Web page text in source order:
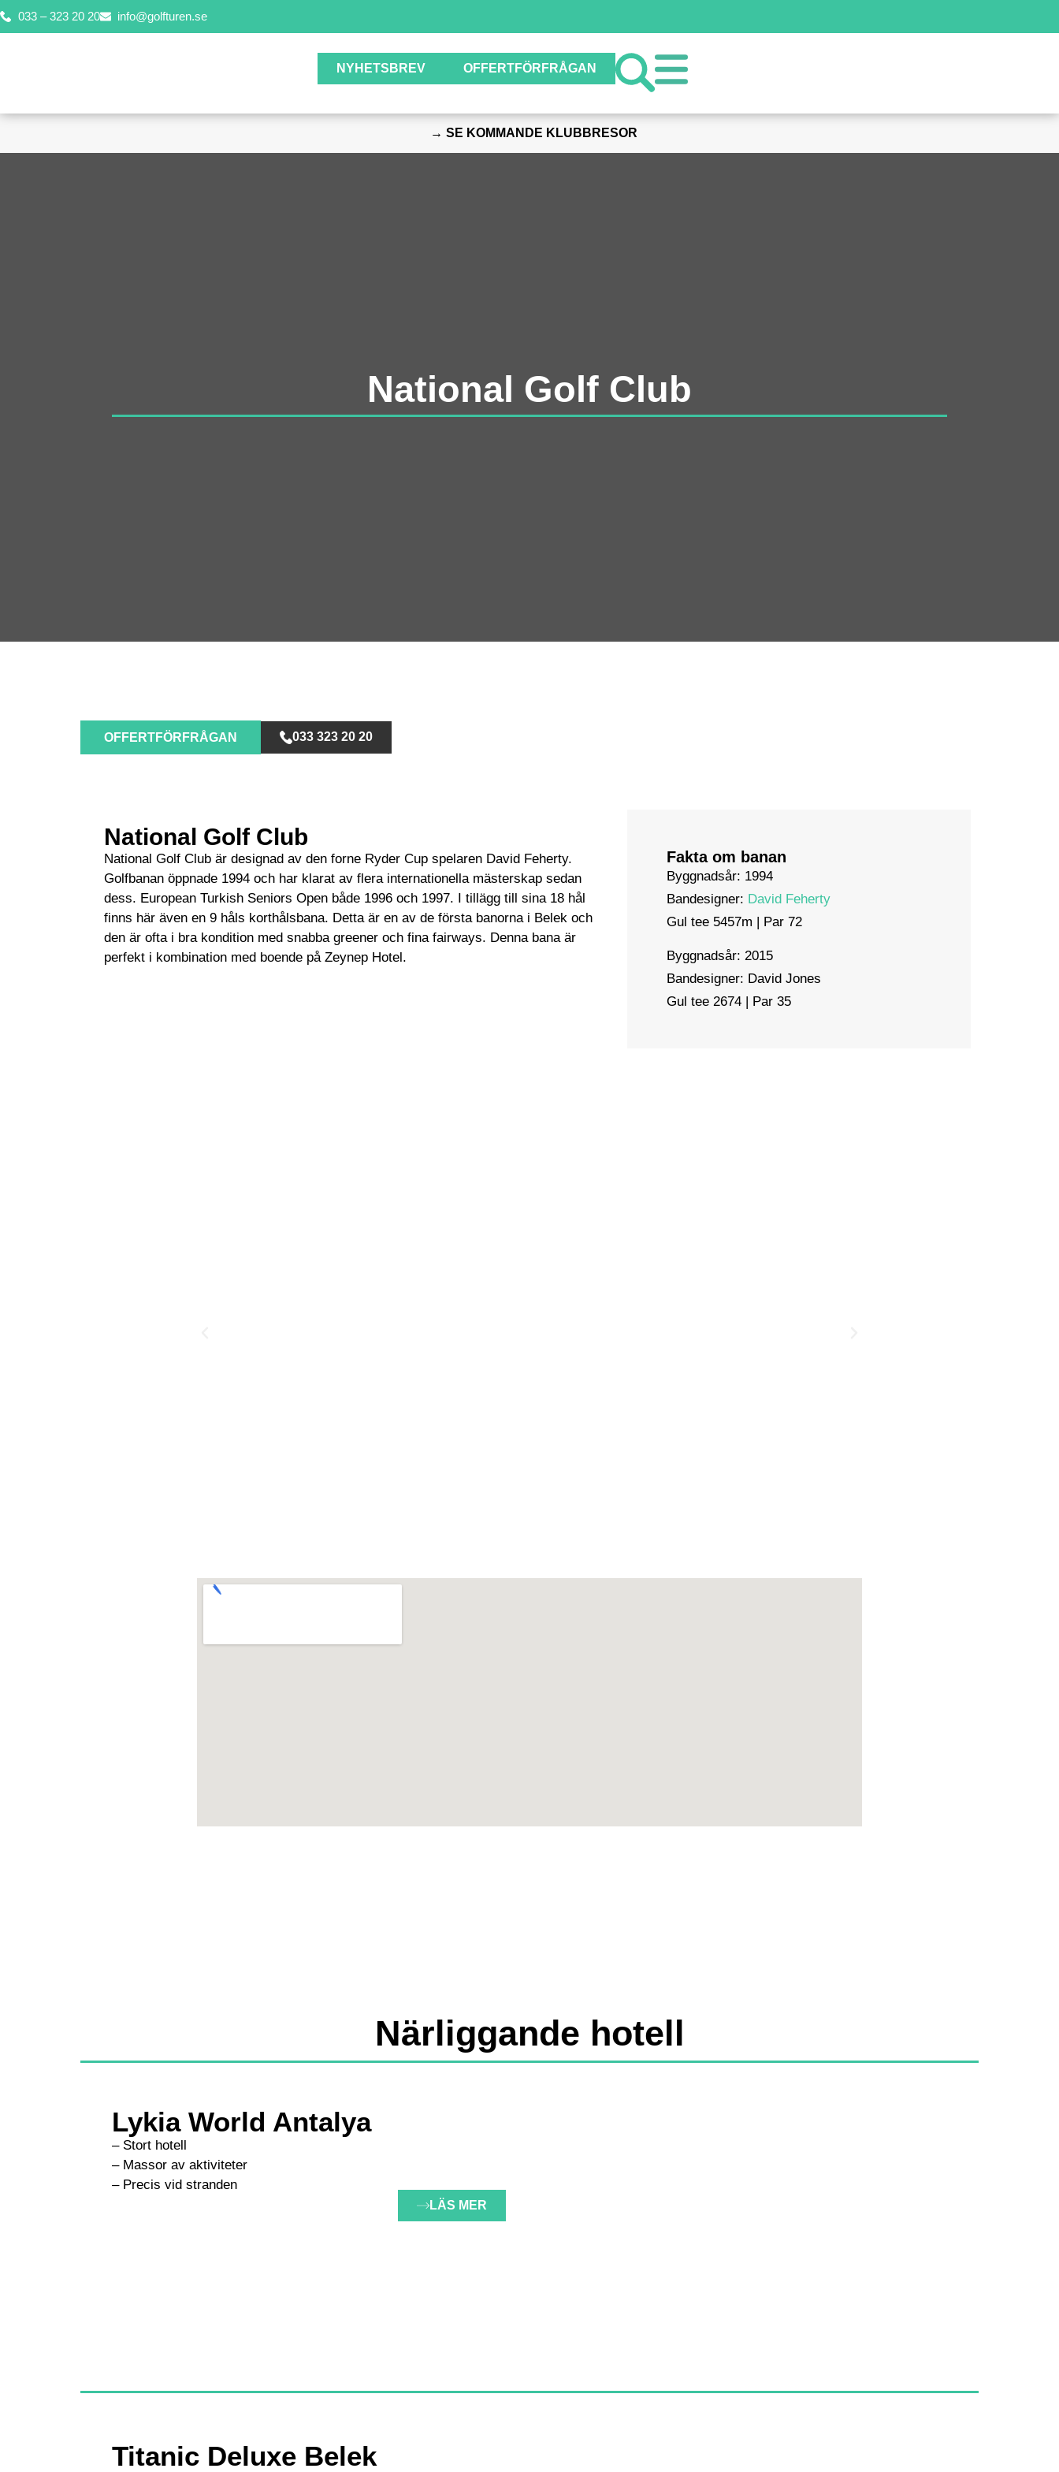
033 – 323 20 20 info@golfturen.se
NYHETSBREV OFFERTFÖRFRÅGAN
→ SE KOMMANDE KLUBBRESOR
National Golf Club
OFFERTFÖRFRÅGAN 033 323 20 20
National Golf Club
National Golf Club är designad av den forne Ryder Cup spelaren David Feherty.
Golfbanan öppnade 1994 och har klarat av flera internationella mästerskap sedan
dess. European Turkish Seniors Open både 1996 och 1997. I tillägg till sina 18 hål
finns här även en 9 håls korthålsbana. Detta är en av de första banorna i Belek och
den är ofta i bra kondition med snabba greener och fina fairways. Denna bana är
perfekt i kombination med boende på Zeynep Hotel.
Fakta om banan
Byggnadsår: 1994
Bandesigner: David Feherty
Gul tee 5457m | Par 72
Byggnadsår: 2015
Bandesigner: David Jones
Gul tee 2674 | Par 35
Närliggande hotell
Lykia World Antalya
– Stort hotell
– Massor av aktiviteter
– Precis vid stranden
LÄS MER
Titanic Deluxe Belek